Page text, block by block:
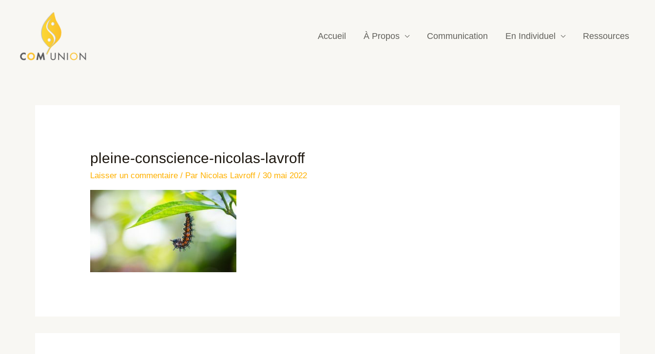
Accueil À Propos Communication En Individuel Ressources
pleine-conscience-nicolas-lavroff
Laisser un commentaire / Par Nicolas Lavroff/30 mai 2022